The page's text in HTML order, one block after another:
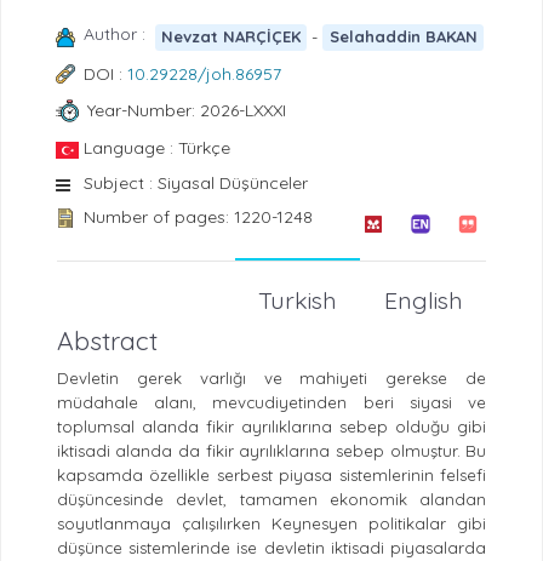
Author : Nevzat NARÇİÇEK - Selahaddin BAKAN
DOI : 10.29228/joh.86957
Year-Number: 2026-LXXXI
Language : Türkçe
Subject : Siyasal Düşünceler
Number of pages: 1220-1248
English
Turkish
Abstract
Devletin gerek varlığı ve mahiyeti gerekse de
müdahale alanı, mevcudiyetinden beri siyasi ve
toplumsal alanda fikir ayrılıklarına sebep olduğu gibi
iktisadi alanda da fikir ayrılıklarına sebep olmuştur. Bu
kapsamda özellikle serbest piyasa sistemlerinin felsefi
düşüncesinde devlet, tamamen ekonomik alandan
soyutlanmaya çalışılırken Keynesyen politikalar gibi
düşünce sistemlerinde ise devletin iktisadi piyasalarda